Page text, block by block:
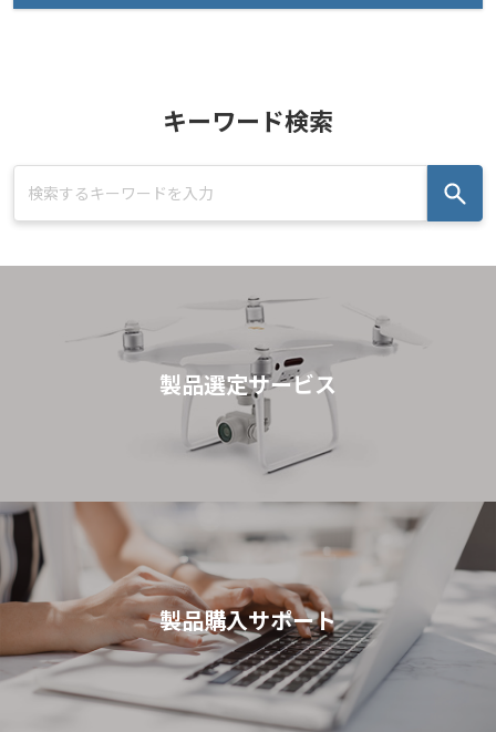
キーワード検索
製品選定サービス
製品購入サポート